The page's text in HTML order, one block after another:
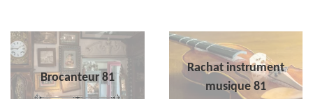
Brocanteur 81
Rachat instrument
musique 81